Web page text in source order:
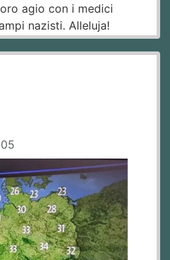
agio con i medici
nazisti. Alleluja!